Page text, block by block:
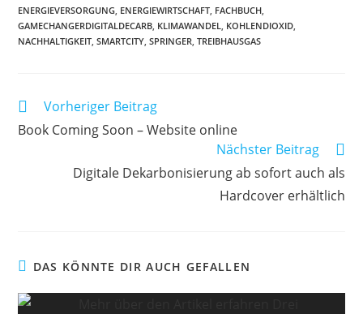
ENERGIEVERSORGUNG, ENERGIEWIRTSCHAFT, FACHBUCH,
GAMECHANGERDIGITALDECARB, KLIMAWANDEL, KOHLENDIOXID,
NACHHALTIGKEIT, SMARTCITY, SPRINGER, TREIBHAUSGAS
Weitere
Artikel
ansehen
Vorheriger Beitrag
Book Coming Soon – Website online
Nächster Beitrag
Digitale Dekarbonisierung ab sofort auch als
Hardcover erhältlich
DAS KÖNNTE DIR AUCH GEFALLEN